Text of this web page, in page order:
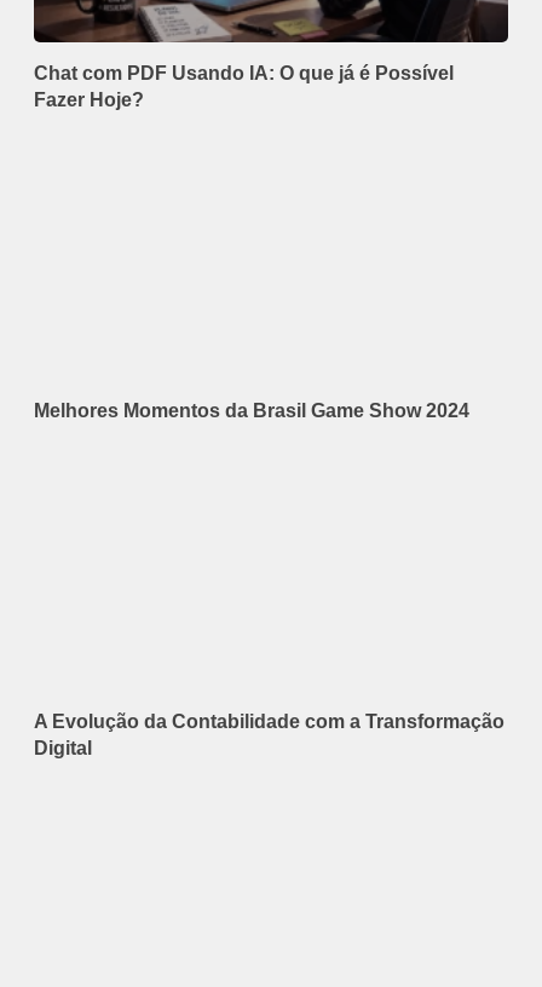
Chat com PDF Usando IA: O que já é Possível
Fazer Hoje?
Melhores Momentos da Brasil Game Show 2024
A Evolução da Contabilidade com a Transformação
Digital